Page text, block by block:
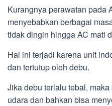
Kurangnya perawatan pada
menyebabkan berbagai
tidak dingin hingga AC mati
Hal ini terjadi karena unit
dan tertutup oleh debu.
Jika debu terlalu tebal,
udara dan bahkan bisa